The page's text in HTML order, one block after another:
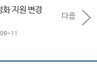
화 지원 변경
11
다음